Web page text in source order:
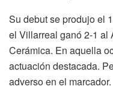
Su debut se produjo el
el Villarreal ganó 2-1 al
Cerámica. En aquella
actuación destacada.
adverso en el marcador.